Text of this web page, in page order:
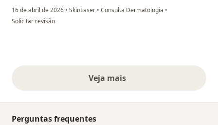
16 de abril de 2026 • SkinLaser • Consulta Dermatologia •
na opinião do utilizador Ione Costa
Solicitar revisão
Veja maisopiniões acima
Perguntas frequentes